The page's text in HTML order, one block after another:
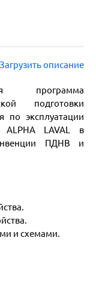
описание
программа
подготовки
по эксплуатации
ALPHA LAVAL в
ПДНВ и
и схемами.